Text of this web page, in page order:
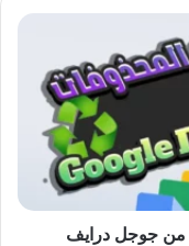
من جوجل درايف